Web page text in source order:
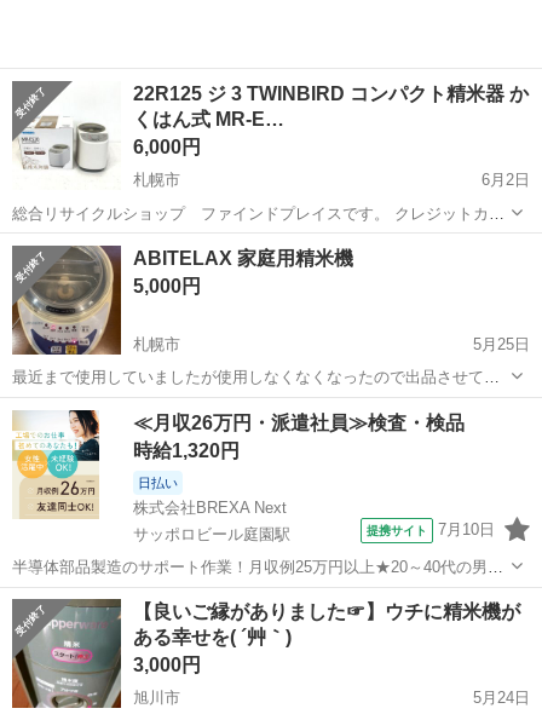
22R125 ジ 3 TWINBIRD コンパクト精米器 か
くはん式 MR-E…
6,000円
札幌市
6月2日
総合リサイクルショップ ファインドプレイスです。 クレジットカー
ド決済、メルペイ対応！ ------------------------------------------------------------- ■
商品...
北海道 札幌市 キッチン家電 ファインドプレイス
ABITELAX 家庭用精米機
5,000円
札幌市
5月25日
最近まで使用していましたが使用しなくなくなったので出品させてい
ただきます。 外見は使用感があります。 それでもよろしい方に限りコ
メントいただければと思います。 内側は写真でご確認下さい。 素人レ
ベルですが洗浄済です。...
北海道 札幌市 キッチン家電 ABITELAX
≪月収26万円・派遣社員≫検査・検品
時給1,320円
日払い
株式会社BREXA Next
サッポロビール庭園駅
提携サイト 7月10日
半導体部品製造のサポート作業！月収例25万円以上★20～40代の男女
活躍中！座り作業！空調完備なので1年中快適作業◎マイカー通勤OK
＆無料駐車場あり★作業着無償貸与◎《北海道恵庭市》 人気の工場の
お仕事 ◇半導体部品製造作...
北海道 恵庭市 サッポロビール庭園駅 その他
【良いご縁がありました☞】ウチに精米機が
ある幸せを( ´艸｀)
3,000円
旭川市
5月24日